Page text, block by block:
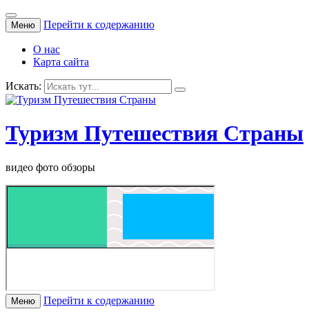
Меню Перейти к содержанию
О нас
Карта сайта
Искать:
Туризм Путешествия Страны
видео фото обзоры
Меню Перейти к содержанию